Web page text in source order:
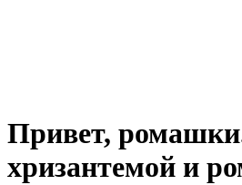
Привет,
хризантемой и